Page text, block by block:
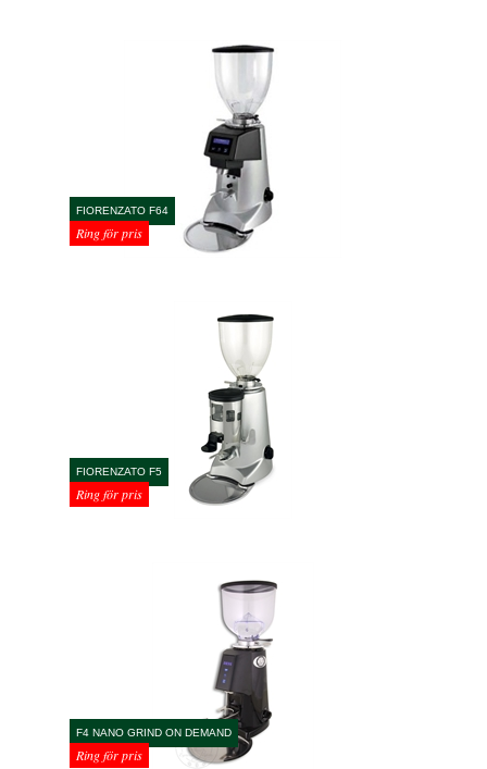
FIORENZATO F64
Ring för pris
FIORENZATO F5
Ring för pris
F4 NANO GRIND ON DEMAND
Ring för pris